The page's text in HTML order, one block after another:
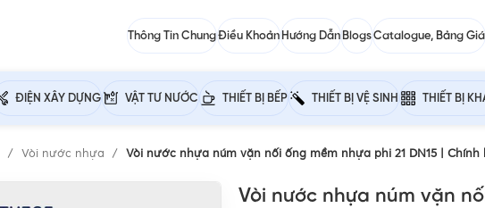
Thông Tin ChungĐiều Khoản Hướng Dẫn BlogsCatalogue, Bảng Giá
ĐIỆN XÂY DỰNG VẬT TƯ NƯỚC THIẾT BỊ BẾP THIẾT BỊ VỆ SINH THIẾT BỊ
Vòi nước nhựa Vòi nước nhựa núm vặn nối ống mềm nhựa phi 21 DN15 | Chính
Vòi nước nhựa núm vặn